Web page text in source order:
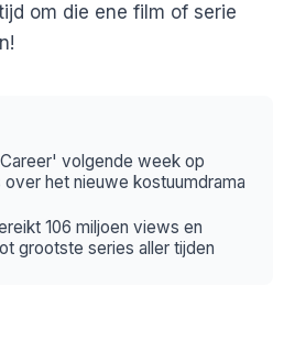
om die ene film of serie
volgende week op
over het nieuwe kostuumdrama
106 miljoen views en
grootste series aller tijden